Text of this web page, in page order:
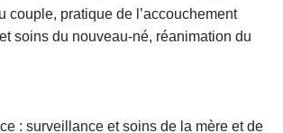
couple, pratique de l’accouchement
soins du nouveau-né, réanimation du
: surveillance et soins de la mère et de